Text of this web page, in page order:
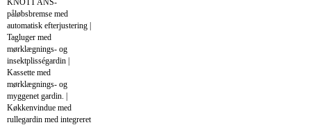
KNOTT ANS-
påløbsbremse med
automatisk efterjustering |
Tagluger med
mørklægnings- og
insektplisségardin |
Kassette med
mørklægnings- og
myggenet gardin. |
Køkkenvindue med
rullegardin med integreret